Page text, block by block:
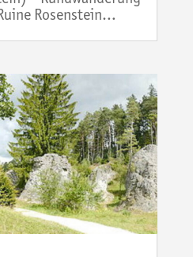
Rosenstein…